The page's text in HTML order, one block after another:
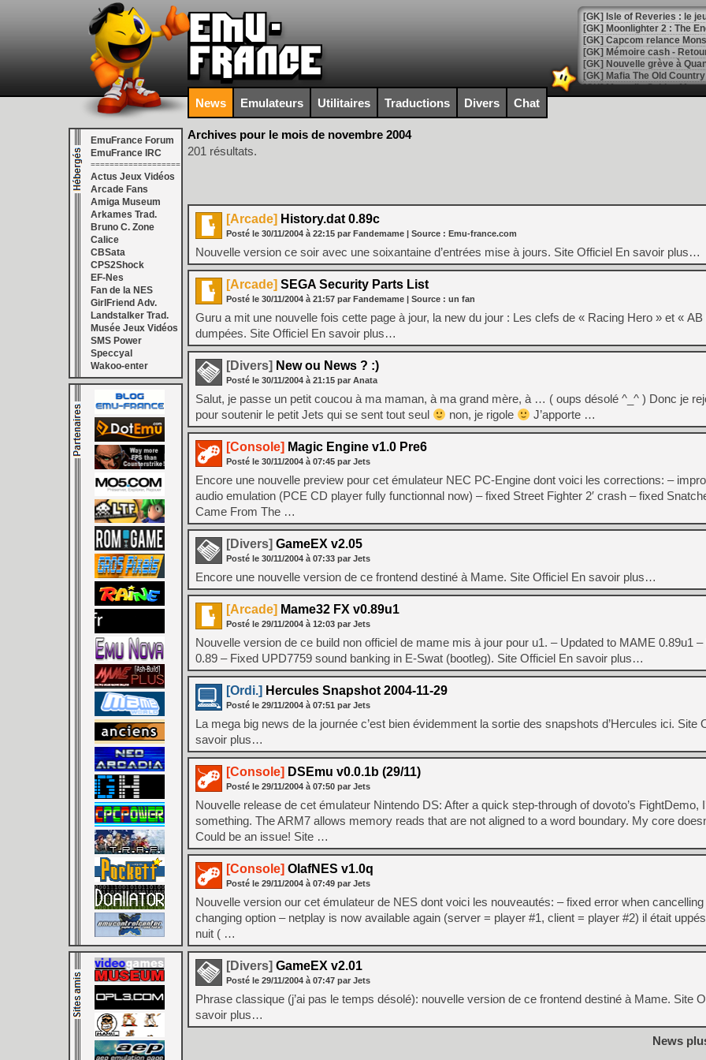
[GK] Isle of Reveries : le
[GK] Moonlighter 2 : The
[GK] Capcom relance
[Mo5] Deux inédits du
[GK] Le beat'em up The
[GK] Endless Legend 2 :
[LS] [PS5] Le WebKit
[GK] Oubliez Crazy Taxi,
[LS] [Switch] NSZ 5.0.0
[GK] No More Room in
[GK] Un chatbot Atelier
[GK] Mémoire cash -
[GK] Nvidia : le prix des
[GK] Suikoden Star Leap :
[Mo5] La mini borne
[GK] Atari renoue avec les
[GK] Le studio de FIFA
[GK] La PlayStation 1 en
[GK] Dawn of War 4 : les
[GK] CloverPit : l'héritier
[GK] Stellar Blade : Blood
[GK] Palworld Online est
[GK] Wuchang 2 : le
[GK] Test : Big Walk est
[GK] Starsand Island : la
[GK] Dan Houser (GTA)
[GK] Comment EA Sports
[GK] Crimson Moon : un
News Emulateurs Utilitaires Traductions Divers Chat
EmuFrance Forum
EmuFrance IRC
===================
Actus Jeux Vidéos
Arcade Fans
Amiga Museum
Arkames Trad.
Bruno C. Zone
Calice
CBSata
CPS2Shock
EF-Nes
Fan de la NES
GirlFriend Adv.
Landstalker Trad.
Musée Jeux Vidéos
SMS Power
Speccyal
Wakoo-enter
Archives pour le mois de novembre 2004
201 résultats.
[Arcade] History.dat 0.89c
Posté le 30/11/2004 à 22:15 par Fandemame | Source : Emu-france.com
Nouvelle version ce soir avec une soixantaine d’entrées mise à jours. Site Officiel En savoir plus…
[Arcade] SEGA Security Parts List
Posté le 30/11/2004 à 21:57 par Fandemame | Source : un fan
Guru a mit une nouvelle fois cette page à jour, la new du jour : Les clefs de « Racing Hero » et «
dumpées. Site Officiel En savoir plus…
[Divers] New ou News ? :)
Posté le 30/11/2004 à 21:15 par Anata
Salut, je passe un petit coucou à ma maman, à ma grand mère, à … ( oups désolé ^_^ ) Donc je
pour soutenir le petit Jets qui se sent tout seul
non, je rigole J’apporte …
[Console] Magic Engine v1.0 Pre6
Posté le 30/11/2004 à 07:45 par Jets
Encore une nouvelle preview pour cet émulateur NEC PC-Engine dont voici les corrections: –
audio emulation (PCE CD player fully functionnal now) – fixed Street Fighter 2′ crash – fixed
Came From The …
[Divers] GameEX v2.05
Posté le 30/11/2004 à 07:33 par Jets
Encore une nouvelle version de ce frontend destiné à Mame. Site Officiel En savoir plus…
[Arcade] Mame32 FX v0.89u1
Posté le 29/11/2004 à 12:03 par Jets
Nouvelle version de ce build non officiel de mame mis à jour pour u1. – Updated to MAME 0.89u1
0.89 – Fixed UPD7759 sound banking in E-Swat (bootleg). Site Officiel En savoir plus…
[Ordi.] Hercules Snapshot 2004-11-29
Posté le 29/11/2004 à 07:51 par Jets
La mega big news de la journée c’est bien évidemment la sortie des snapshots d’Hercules ici. Site
savoir plus…
[Console] DSEmu v0.0.1b (29/11)
Posté le 29/11/2004 à 07:50 par Jets
Nouvelle release de cet émulateur Nintendo DS: After a quick step-through of dovoto’s FightDemo,
something. The ARM7 allows memory reads that are not aligned to a word boundary. My core
Could be an issue! Site …
[Console] OlafNES v1.0q
Posté le 29/11/2004 à 07:49 par Jets
Nouvelle version our cet émulateur de NES dont voici les nouveautés: – fixed error when cancelling
changing option – netplay is now available again (server = player #1, client = player #2) il était
nuit ( …
[Divers] GameEX v2.01
Posté le 29/11/2004 à 07:47 par Jets
Phrase classique (j’ai pas le temps désolé): nouvelle version de ce frontend destiné à Mame. Site
savoir plus…
News